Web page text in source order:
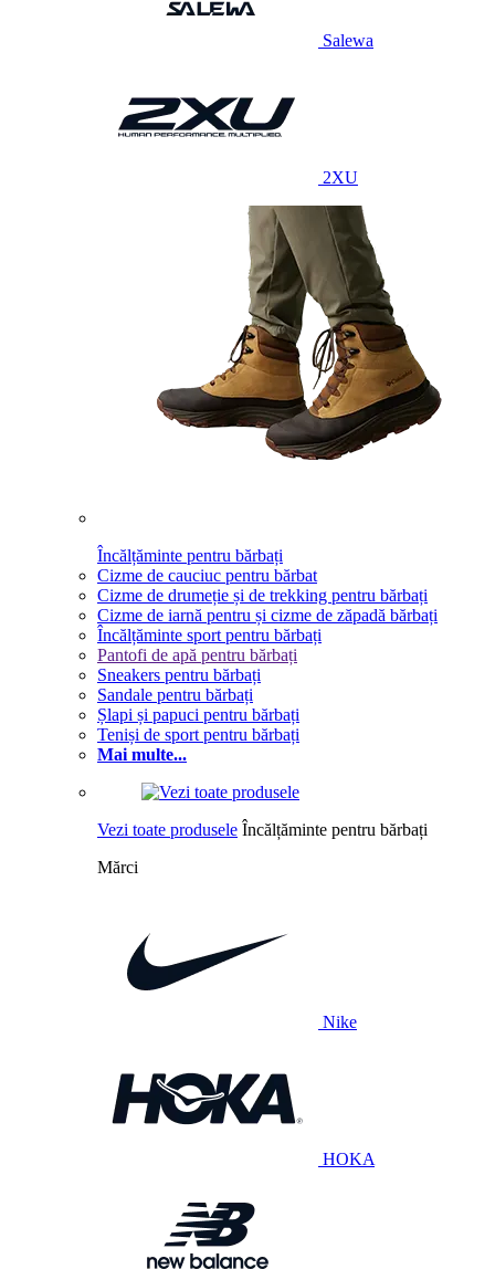
Salewa
2XU
Încălțăminte pentru bărbați
Cizme de cauciuc pentru bărbat
Cizme de drumeție și de trekking pentru bărbați
Cizme de iarnă pentru și cizme de zăpadă bărbați
Încălțăminte sport pentru bărbați
Pantofi de apă pentru bărbați
Sneakers pentru bărbați
Sandale pentru bărbați
Șlapi și papuci pentru bărbați
Teniși de sport pentru bărbați
Mai multe...
Vezi toate produsele Încălțăminte pentru bărbați
Mărci
Nike
HOKA